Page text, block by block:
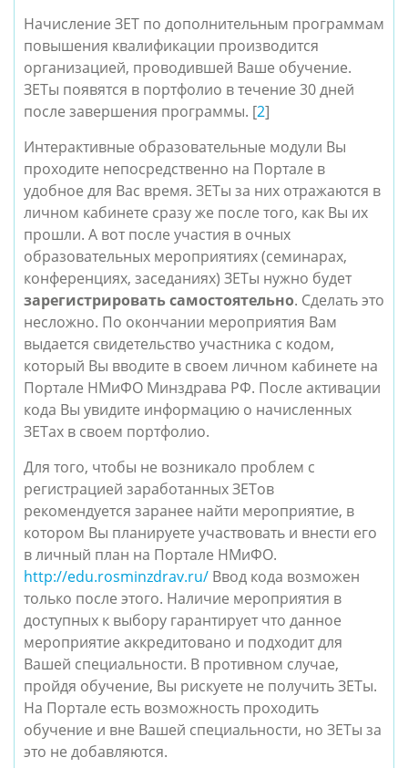
Начисление ЗЕТ по дополнительным программам
повышения квалификации производится
организацией, проводившей Ваше обучение.
ЗЕТы появятся в портфолио в течение 30 дней
после завершения программы. [2]
Интерактивные образовательные модули Вы
проходите непосредственно на Портале в
удобное для Вас время. ЗЕТы за них отражаются в
личном кабинете сразу же после того, как Вы их
прошли. А вот после участия в очных
образовательных мероприятиях (семинарах,
конференциях, заседаниях) ЗЕТы нужно будет
зарегистрировать самостоятельно. Сделать это
несложно. По окончании мероприятия Вам
выдается свидетельство участника с кодом,
который Вы вводите в своем личном кабинете на
Портале НМиФО Минздрава РФ. После активации
кода Вы увидите информацию о начисленных
ЗЕТах в своем портфолио.
Для того, чтобы не возникало проблем с
регистрацией заработанных ЗЕТов
рекомендуется заранее найти мероприятие, в
котором Вы планируете участвовать и внести его
в личный план на Портале НМиФО.
http://edu.rosminzdrav.ru/ Ввод кода возможен
только после этого. Наличие мероприятия в
доступных к выбору гарантирует что данное
мероприятие аккредитовано и подходит для
Вашей специальности. В противном случае,
пройдя обучение, Вы рискуете не получить ЗЕТы.
На Портале есть возможность проходить
обучение и вне Вашей специальности, но ЗЕТы за
это не добавляются.